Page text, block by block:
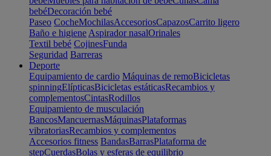
bebéDecoración bebé
Paseo CocheMochilasAccesoriosCapazosCarrito ligero
Baño e higiene Aspirador nasalOrinales
Textil bebé CojinesFunda
Seguridad Barreras
Deporte
Equipamiento de cardio Máquinas de remoBicicletas
spinningElípticasBicicletas estáticasRecambios y
complementosCintasRodillos
Equipamiento de musculación
BancosMancuernasMáquinasPlataformas
vibratoriasRecambios y complementos
Accesorios fitness BandasBarrasPlataforma de
stepCuerdasBolas y esferas de equilibrio